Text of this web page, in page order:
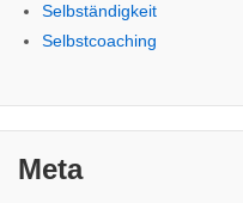
Selbständigkeit
Selbstcoaching
Meta